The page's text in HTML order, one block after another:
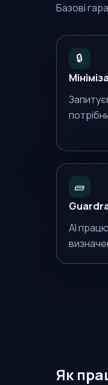
Базові
🔒
🧱
AI
Як